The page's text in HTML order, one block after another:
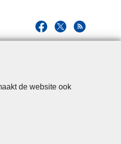
de website ook